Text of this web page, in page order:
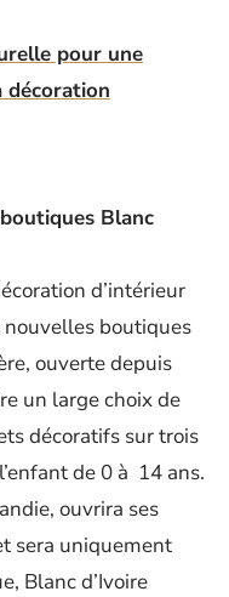
pour une
décoration
Blanc
d’intérieur
nouvelles boutiques
ouverte depuis
un large choix de
décoratifs sur trois
de 0 à 14 ans.
ouvrira ses
sera uniquement
Blanc d’Ivoire